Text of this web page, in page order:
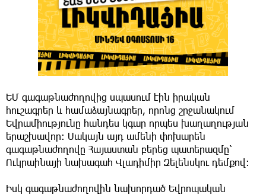
ԵՄ գագաթնաժողովից սպասում էին իրական
հուշագրեր և համաձայնագրեր, որոնց շրջանակում
Եվրամիությունը հանդես կգար որպես խաղաղության
երաշխավոր։ Սակայն այդ ամենի փոխարեն
գագաթնաժողովը Հայաստան բերեց պատերազմը՝
Ուկրաինայի նախագահ Վլադիմիր Զելենսկու դեմքով։
Իսկ գագաթնաժողովին նախորդած Եվրոպական